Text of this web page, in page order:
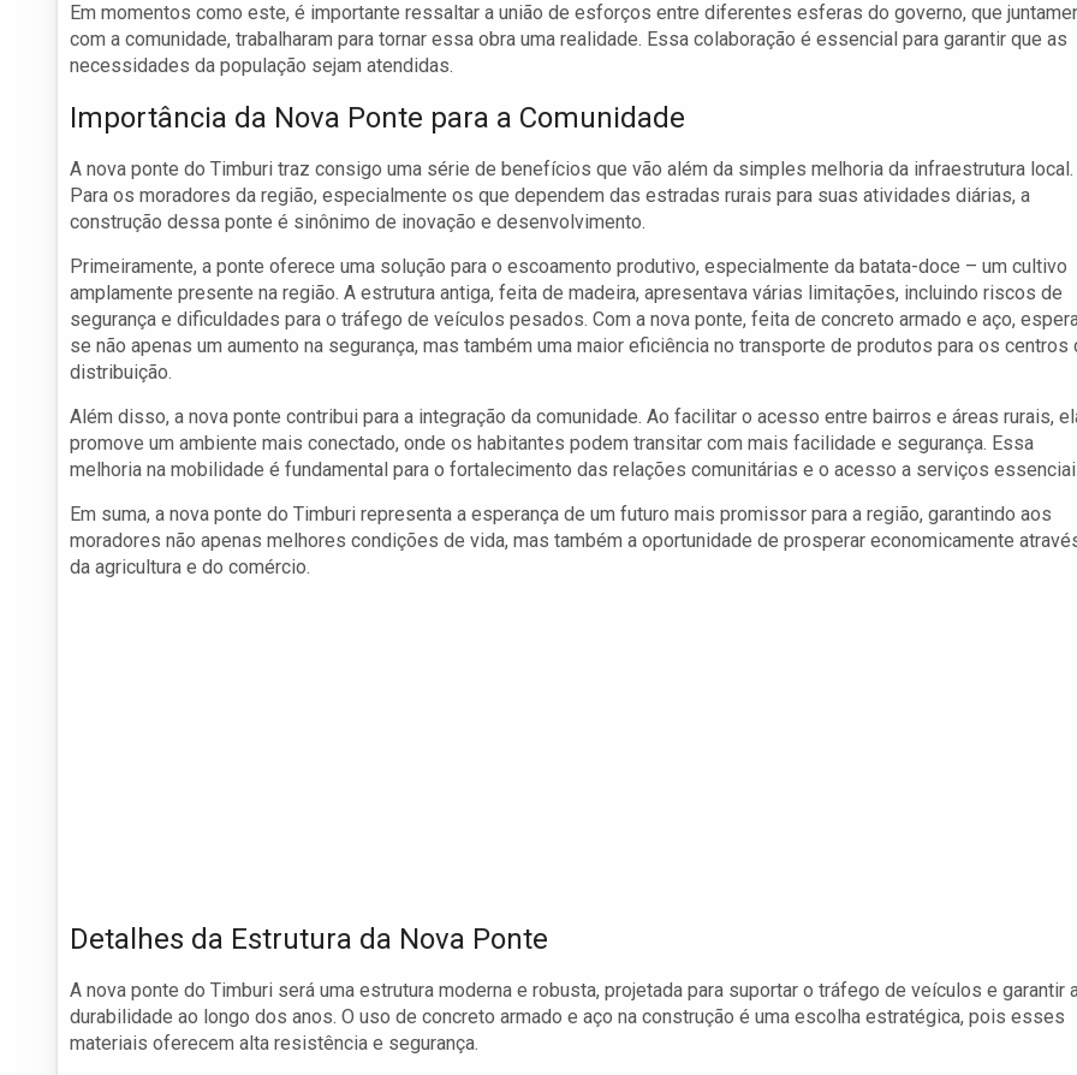
Em momentos como este, é importante ressaltar a união de esforços entre diferentes esferas do governo, que
com a comunidade, trabalharam para tornar essa obra uma realidade. Essa colaboração é essencial para garantir que as
necessidades da população sejam atendidas.
Importância da Nova Ponte para a Comunidade
A nova ponte do Timburi traz consigo uma série de benefícios que vão além da simples melhoria da infraestrutura local.
Para os moradores da região, especialmente os que dependem das estradas rurais para suas atividades diárias, a
construção dessa ponte é sinônimo de inovação e desenvolvimento.
Primeiramente, a ponte oferece uma solução para o escoamento produtivo, especialmente da batata-doce – um cultivo
amplamente presente na região. A estrutura antiga, feita de madeira, apresentava várias limitações, incluindo riscos de
segurança e dificuldades para o tráfego de veículos pesados. Com a nova ponte, feita de concreto armado e aço,
se não apenas um aumento na segurança, mas também uma maior eficiência no transporte de produtos para os centros
distribuição.
Além disso, a nova ponte contribui para a integração da comunidade. Ao facilitar o acesso entre bairros e áreas rurais,
promove um ambiente mais conectado, onde os habitantes podem transitar com mais facilidade e segurança. Essa
melhoria na mobilidade é fundamental para o fortalecimento das relações comunitárias e o acesso a serviços
Em suma, a nova ponte do Timburi representa a esperança de um futuro mais promissor para a região, garantindo aos
moradores não apenas melhores condições de vida, mas também a oportunidade de prosperar economicamente
da agricultura e do comércio.
Detalhes da Estrutura da Nova Ponte
A nova ponte do Timburi será uma estrutura moderna e robusta, projetada para suportar o tráfego de veículos e garantir
durabilidade ao longo dos anos. O uso de concreto armado e aço na construção é uma escolha estratégica, pois esses
materiais oferecem alta resistência e segurança.